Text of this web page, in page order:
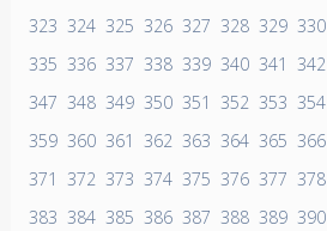
323 324 325 326 327 328 329 330
335 336 337 338 339 340 341 342
347 348 349 350 351 352 353 354
359 360 361 362 363 364 365 366
371
372 373 374 375 376 377 378
383 384 385 386 387 388 389 390